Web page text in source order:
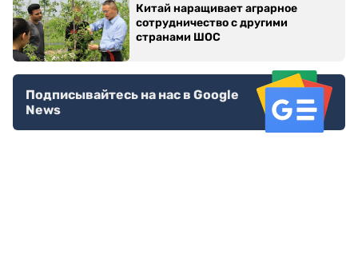
Китай наращивает аграрное
сотрудничество с другими
странами ШОС
Подписывайтесь на нас в Google
News